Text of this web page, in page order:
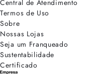
Central de Atendimento
Termos de Uso
Sobre
Nossas Lojas
Seja um Franqueado
Sustentabilidade
Certificado